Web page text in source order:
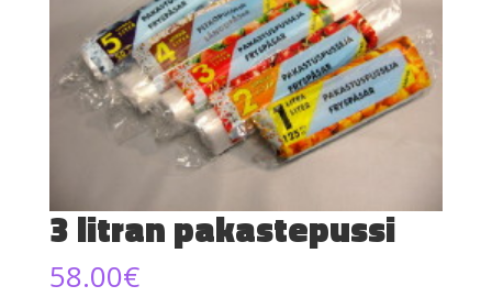
3 litran pakastepussi
58.00€